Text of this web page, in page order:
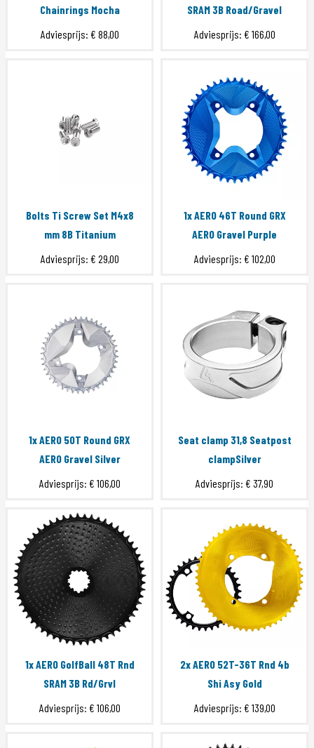
Chainrings Mocha
Adviesprijs: € 88,00
SRAM 3B Road/Gravel
Adviesprijs: € 166,00
Bolts Ti Screw Set M4x8
mm 8B Titanium
Adviesprijs: € 29,00
1x AERO 46T Round GRX
AERO Gravel Purple
Adviesprijs: € 102,00
1x AERO 50T Round GRX
AERO Gravel Silver
Adviesprijs: € 106,00
Seat clamp 31,8 Seatpost
clampSilver
Adviesprijs: € 37,90
1x AERO GolfBall 48T Rnd
SRAM 3B Rd/Grvl
Adviesprijs: € 106,00
2x AERO 52T-36T Rnd 4b
Shi Asy Gold
Adviesprijs: € 139,00